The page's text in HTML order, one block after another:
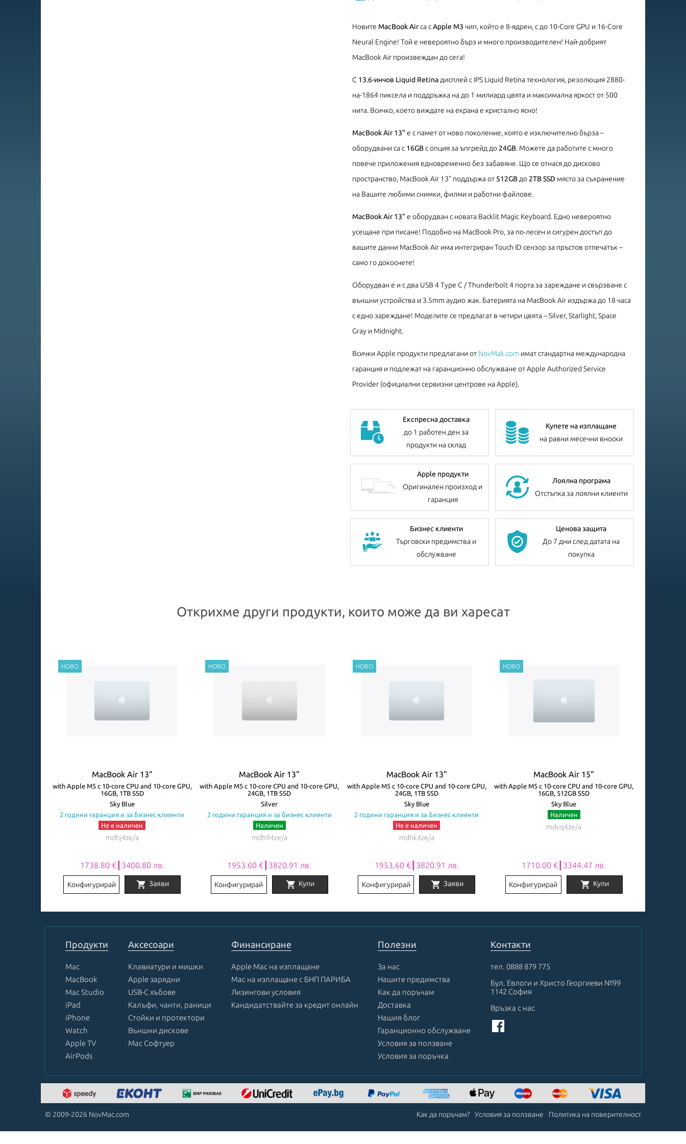
Новите MacBook Airса сApple M3 чип, който е 8-ядрен, с до 10-Core GPU и 16-Core
Neural Engine! Той е невероятно бърз и много производителен! Най-добрият
MacBook Air произвеждан до сега!
С 13.6-инчов Liquid Retina дисплей с IPS Liquid Retina технология, резолюция 2880-
на-1864 пиксела и поддръжка на до 1 милиард цвята и максимална яркост от 500
нита. Всичко, което виждате на екрана е кристално ясно!
MacBook Air 13” е с памет от ново поколение, която е изключително бърза –
оборудвани са с 16GBс опция за ъпгрейд до 24GB. Можете да работите с много
повече приложения едновременно без забавяне. Що се отнася до дисково
пространство, MacBook Air 13” поддържа от 512GB до 2TB SSD място за съхранение
на Вашите любими снимки, филми и работни файлове.
MacBook Air 13” е оборудван с новата Backlit Magic Keyboard. Едно невероятно
усещане при писане! Подобно на MacBook Pro, за по-лесен и сигурен достъп до
вашите данни MacBook Air има интегриран Touch ID сензор за пръстов отпечатък –
само го докоснете!
Оборудван е и с два USB 4 Type C / Thunderbolt 4 порта за зареждане и свързване с
външни устройства и 3.5mm аудио жак. Батерията на MacBook Air издържа до 18 часа
с едно зареждане! Моделите се предлагат в четири цвята – Silver, Starlight, Space
Gray и Midnight.
Всички Apple продукти предлагани от NovMak.com имат стандартна международна
гаранция и подлежат на гаранционно обслужване от Apple Authorized Service
Provider (официални сервизни центрове на Apple).
Експресна доставка
до 1 работен ден за
продукти на склад
Купете на изплащане
на равни месечни вноски
Apple продукти
Оригинален произход и
гаранция
Лоялна програма
Отстъпка за лоялни клиенти
Бизнес клиенти
Търговски предимства и
обслужване
Ценова защита
До 7 дни след датата на
покупка
Открихме други продукти, които може да ви харесат
MacBook Air 13"
with Apple M5 с 10-core CPU and 10-core GPU,
16GB, 1TB SSD
Sky Blue
2 години гаранция и за бизнес клиенти
Не е наличен
mdhj4ze/a
1738.80 €┃3400.80 лв.
Конфигурирай shopping_cart Заяви
MacBook Air 13"
with Apple M5 с 10-core CPU and 10-core GPU,
24GB, 1TB SSD
Silver
2 години гаранция и за бизнес клиенти
Наличен
mdh94ze/a
1953.60 €┃3820.91 лв.
Конфигурирай shopping_cart Купи
MacBook Air 13"
with Apple M5 с 10-core CPU and 10-core GPU,
24GB, 1TB SSD
Sky Blue
2 години гаранция и за бизнес клиенти
Не е наличен
mdhk4ze/a
1953.60 €┃3820.91 лв.
Конфигурирай shopping_cart Заяви
MacBook Air 15"
with Apple M5 с 10-core CPU and 10-core GPU,
16GB, 512GB SSD
Sky Blue
Наличен
mdvq4ze/a
1710.00 €┃3344.47 лв.
Конфигурирай shopping_cart Купи
1
Продукти
Mac
MacBook
Mac Studio
iPad
iPhone
Watch
Apple TV
AirPods
Аксесоари
Клавиатури и мишки
Apple зарядни
USB-C хъбове
Калъфи, чанти, раници
Стойки и протектори
Външни дискове
Mac Софтуер
Финансиране
Apple Mac на изплащане
Mac на изплащане с БНП ПАРИБА
Лизингови условия
Кандидатствайте за кредит онлайн
Полезни
За нас
Нашите предимства
Как да поръчам
Доставка
Нашия блог
Гаранционно обслужване
Условия за ползване
Условия за поръчка
Контакти
тел. 0888 879 775
Бул. Евлоги и Христо Георгиеви №99
1142 София
Връзка с нас
© 2009-2026 NovMac.com Как да поръчам? Условия за ползване Политика на поверителност